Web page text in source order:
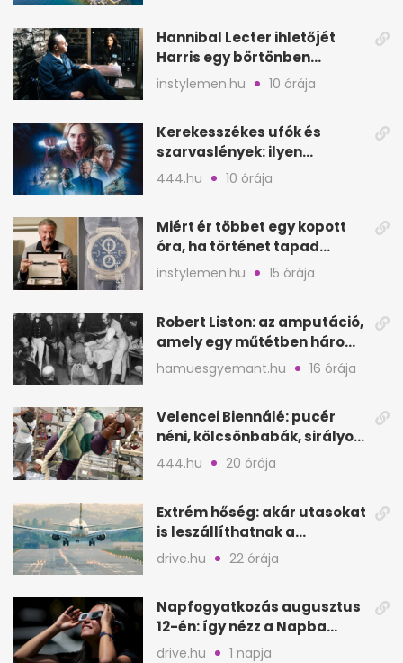
Hannibal Lecter ihletőjét
Harris egy börtönben
ismerte meg
instylemen.hu 10 órája
Kerekesszékes ufók és
szarvaslények: ilyen
Spielberg új filmje
444.hu 10 órája
Miért ér többet egy kopott
óra, ha történet tapad
hozzá?
instylemen.hu 15 órája
Robert Liston: az amputáció,
amely egy műtétben három
életet követelt
hamuesgyemant.hu 16 órája
Velencei Biennálé: pucér
néni, kölcsönbabák, sirályok,
és kész a családi program
444.hu 20 órája
Extrém hőség: akár utasokat
is leszállíthatnak a
repülőgépről
drive.hu 22 órája
Napfogyatkozás augusztus
12-én: így nézz a Napba
biztonságosan
drive.hu 1 napja